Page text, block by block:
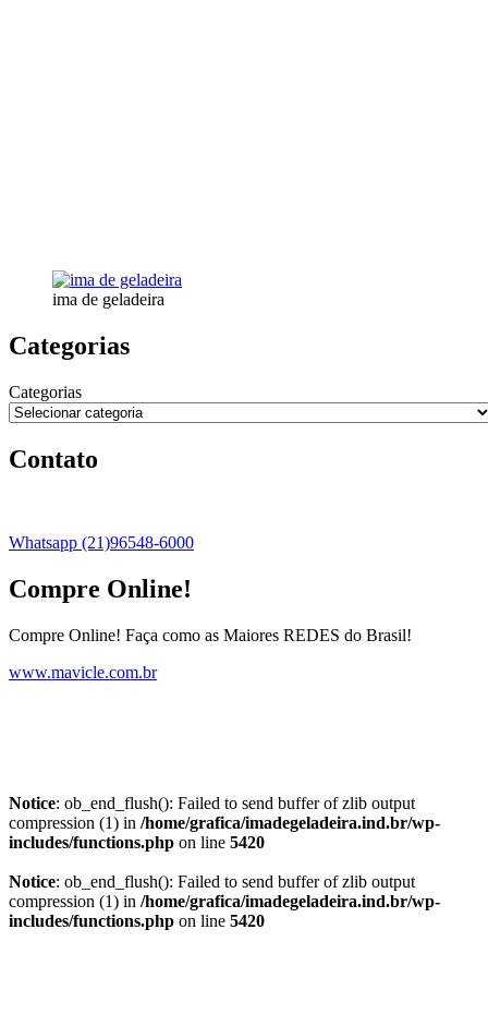
ima de geladeira
Categorias
Categorias
Contato
Whatsapp (21)96548-6000
Compre Online!
Compre Online! Faça como as Maiores REDES do Brasil!
www.mavicle.com.br
Notice: ob_end_flush(): Failed to send buffer of zlib output
compression (1) in /home/grafica/imadegeladeira.ind.br/wp-
includes/functions.php on line 5420
Notice: ob_end_flush(): Failed to send buffer of zlib output
compression (1) in /home/grafica/imadegeladeira.ind.br/wp-
includes/functions.php on line 5420